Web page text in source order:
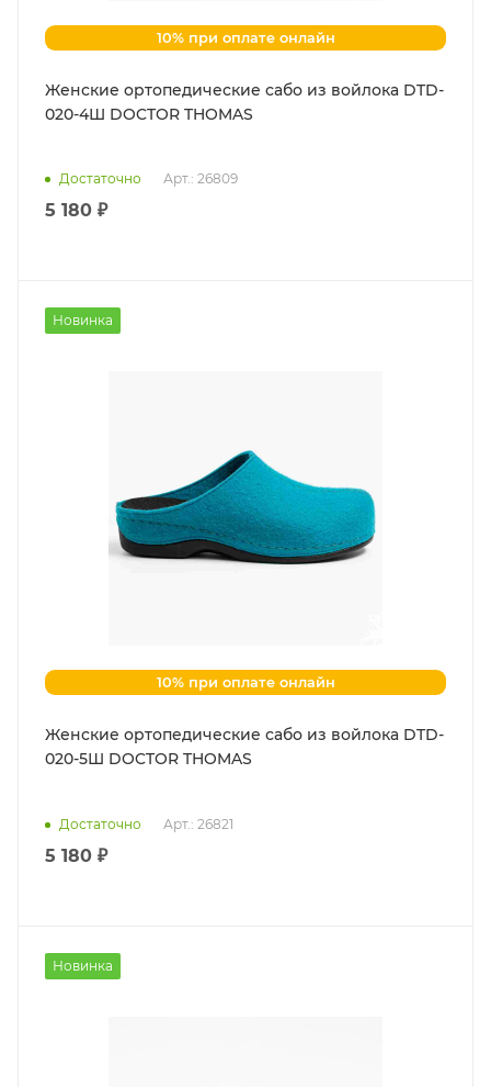
10% при оплате онлайн
Женские ортопедические сабо из войлока DTD-
020-4Ш DOCTOR THOMAS
Достаточно Арт.: 26809
5 180 ₽
Новинка
10% при оплате онлайн
Женские ортопедические сабо из войлока DTD-
020-5Ш DOCTOR THOMAS
Достаточно Арт.: 26821
5 180 ₽
Новинка